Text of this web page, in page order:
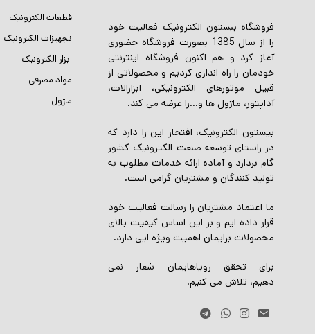
فروشگاه ببستون الکترونیک فعالیت خود
را از سال 1385 بصورت فروشگاه حضوری
آغاز کرد و هم اکنون فروشگاه اینترنتی
خودمان را راه اندازی کردیم و محصولاتی از
قبیل موتورهای الکترونیکی، ابزارالات،
آداپتور، ماژول ها و…را عرضه می کند.
بیستون الکترونیک، افتخار این را دارد که
در راستای توسعه صنعت الکترونیک کشور
گام بردارد و آماده ارائه خدمات مطلوب به
تولید کنندگان و مشتریان گرامی است.
ما اعتماد مشتریان را رسالت فعالیت خود
قرار داده ایم و بر این اساس کیفیت بالای
محصولات برایمان اهمیت ویژه ایی دارد.
برای تحقق رویاهایمان شعار نمی
دهیم، تلاش می کنیم.
قطعات الکترونیک
تجهیزات الکترونیک
ابزار الکترونیک
مواد مصرفی
ماژول